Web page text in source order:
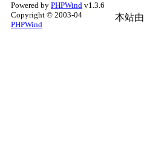
Powered by PHPWind v1.3.6
Copyright © 2003-04
PHPWind
本站由